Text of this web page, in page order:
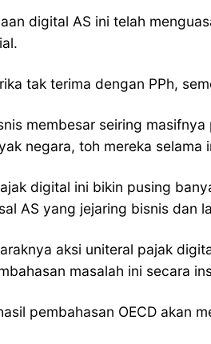
digital AS ini telah
tak terima dengan PPh,
membesar seiring
negara, toh mereka
digital ini bikin pusing
AS yang jejaring bisnis dan
aksi uniteral pajak
masalah ini secara
pembahasan OECD akan